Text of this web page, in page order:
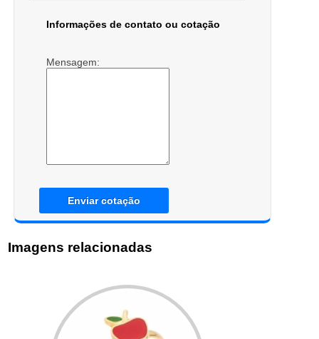
Informações de contato ou cotação
Mensagem:
Enviar cotação
Imagens relacionadas